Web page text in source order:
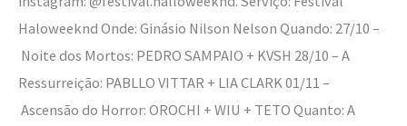
Haloweeknd Onde: Ginásio Nilson Nelson Quando: 27/10 –
Noite dos Mortos: PEDRO SAMPAIO + KVSH 28/10 – A
Ressurreição: PABLLO VITTAR + LIA CLARK 01/11 –
Ascensão do Horror: OROCHI + WIU + TETO Quanto: A